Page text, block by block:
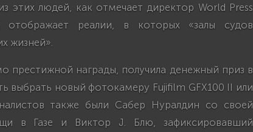
этих людей, как отмечает директор World Press
реалии, в которых «залы судов
жизней».
престижной награды, получила денежный приз в
выбрать новый фотокамеру Fujifilm GFX100 II или
также были Сабер Нуралдин со своей
в Газе и Виктор J. Блю, зафиксировавший